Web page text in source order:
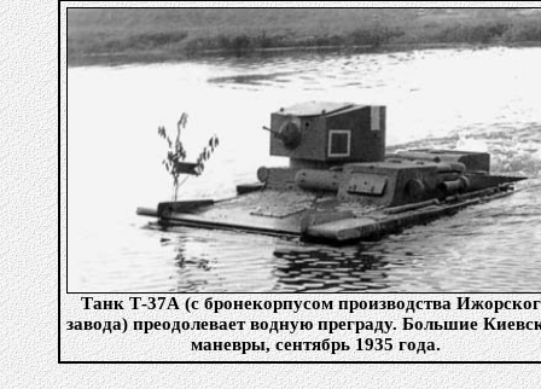
Танк Т-37А (с бронекорпусом производства
завода) преодолевает водную преграду. Большие
маневры, сентябрь 1935 года.